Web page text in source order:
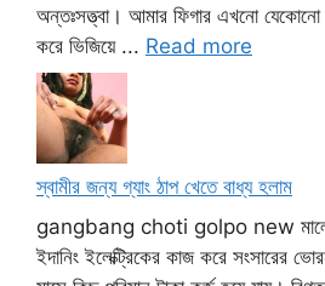
অন্তঃসত্ত্বা। আমার ফিগার এখনো যেকোনো
করে ভিজিয়ে ... Read more
স্বামীর জন্য গ্যাং ঠাপ খেতে বাধ্য হলাম
gangbang choti golpo new
ইদানিং ইলেক্ট্রিকের কাজ করে সংসারের